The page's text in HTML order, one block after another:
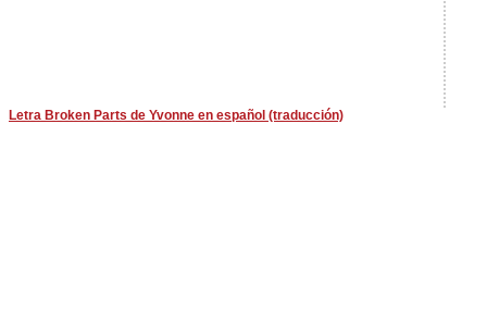
Letra Broken Parts de Yvonne en español (traducción)